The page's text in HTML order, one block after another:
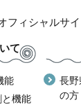
フィシャルサイ
て
能
と機能
長野
の方